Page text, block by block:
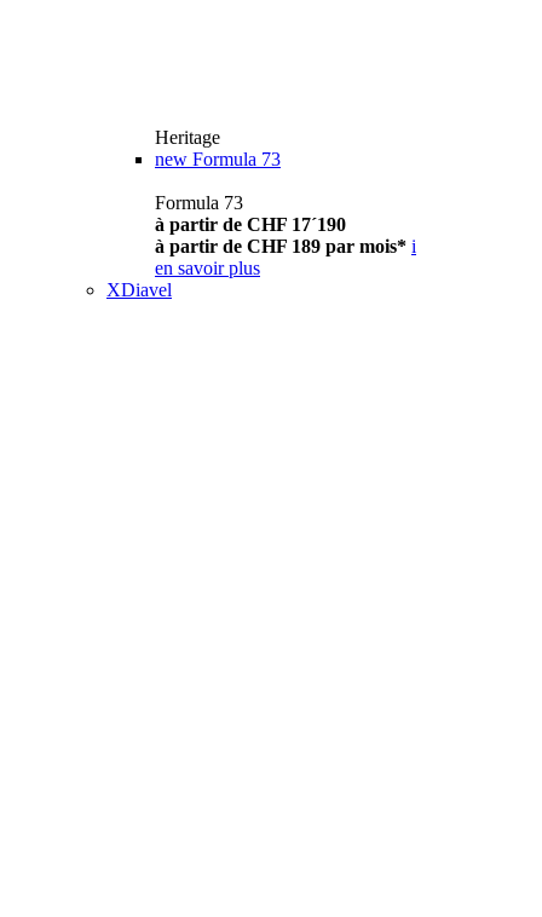
Heritage
new Formula 73
Formula 73
à partir de CHF 17´190
à partir de CHF 189 par mois* i
en savoir plus
XDiavel